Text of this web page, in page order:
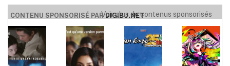
CONTENU SPONSORISÉ PARDIGIBU.NET
Voir plus de contenus sponsorisés